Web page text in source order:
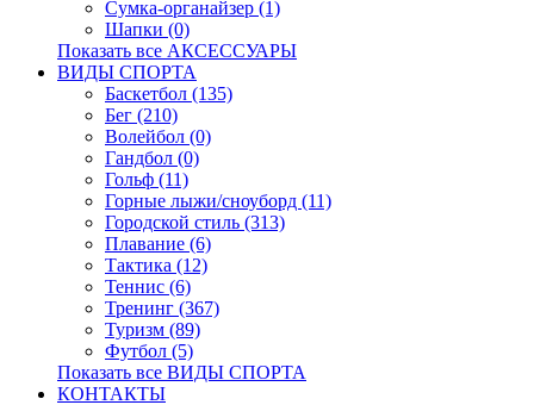
Сумка-органайзер (1)
Шапки (0)
Показать все АКСЕССУАРЫ
ВИДЫ СПОРТА
Баскетбол (135)
Бег (210)
Волейбол (0)
Гандбол (0)
Гольф (11)
Горные лыжи/сноуборд (11)
Городской стиль (313)
Плавание (6)
Тактика (12)
Теннис (6)
Тренинг (367)
Туризм (89)
Футбол (5)
Показать все ВИДЫ СПОРТА
КОНТАКТЫ